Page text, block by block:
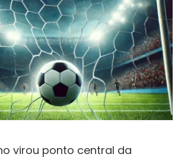
virou ponto central da